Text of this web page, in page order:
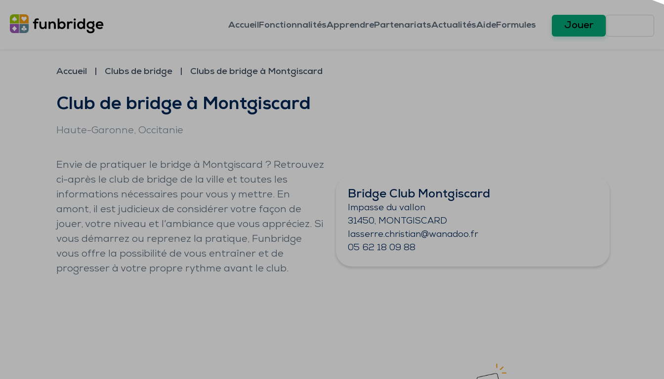
AccueilFonctionnalitésApprendrePartenariatsActualitésAideFormules Jouer
Accueil Clubs de bridge Clubs de bridge à Montgiscard
Club de bridge à Montgiscard
Haute-Garonne, Occitanie
Envie de pratiquer le bridge à Montgiscard ? Retrouvez
ci-après le club de bridge de la ville et toutes les
informations nécessaires pour vous y mettre. En
amont, il est judicieux de considérer votre façon de
jouer, votre niveau et l’ambiance que vous appréciez. Si
vous démarrez ou reprenez la pratique, Funbridge
vous offre la possibilité de vous entraîner et de
progresser à votre propre rythme avant le club.
Bridge Club Montgiscard
Impasse du vallon
31450, MONTGISCARD
lasserre.christian@wanadoo.fr
05 62 18 09 88